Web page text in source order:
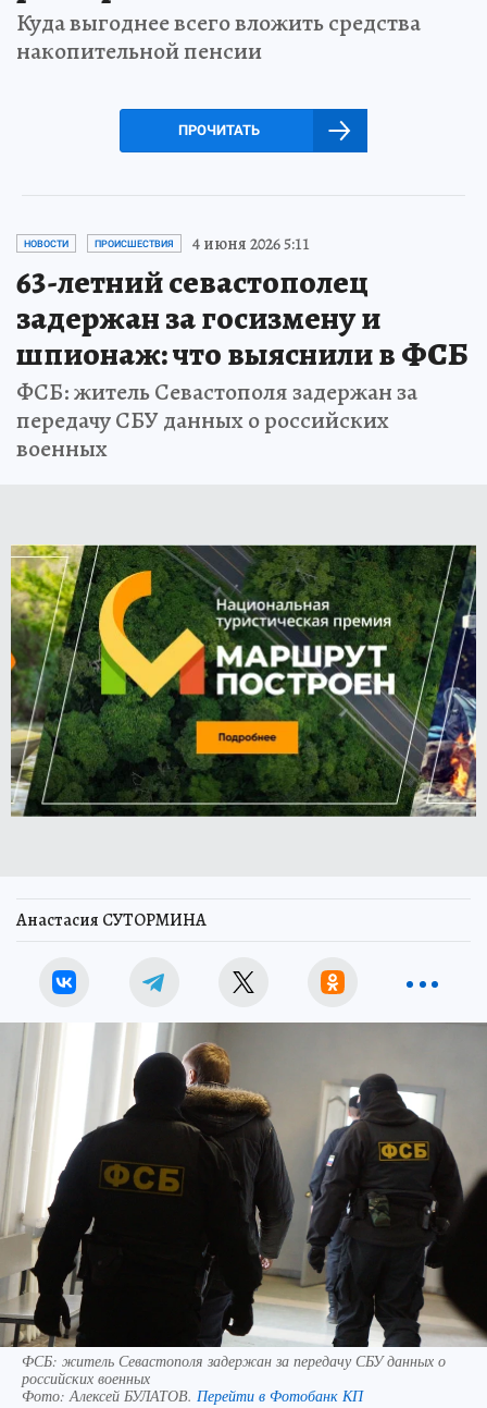
Куда выгоднее всего вложить средства
накопительной пенсии
ПРОЧИТАТЬ
НОВОСТИ ПРОИСШЕСТВИЯ 4 июня 2026 5:11
63-летний севастополец
задержан за госизмену и
шпионаж: что выяснили в ФСБ
ФСБ: житель Севастополя задержан за
передачу СБУ данных о российских
военных
Анастасия СУТОРМИНА
ФСБ: житель Севастополя задержан за передачу СБУ данных о
российских военных
Фото:Алексей БУЛАТОВ. Перейти в Фотобанк КП